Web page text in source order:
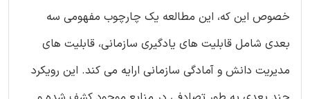
خصوص این که، این مطالعه یک چارچوب مفهومی سه
بعدی شامل قابلیت های یادگیری سازمانی، قابلیت های
مدیریت دانش و آمادگی سازمانی ارایه می کند. این رویکرد